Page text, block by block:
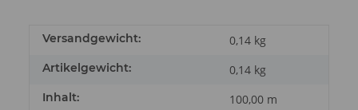
Versandgewicht: 0,14 kg
Artikelgewicht: 0,14 kg
Inhalt: 100,00 m